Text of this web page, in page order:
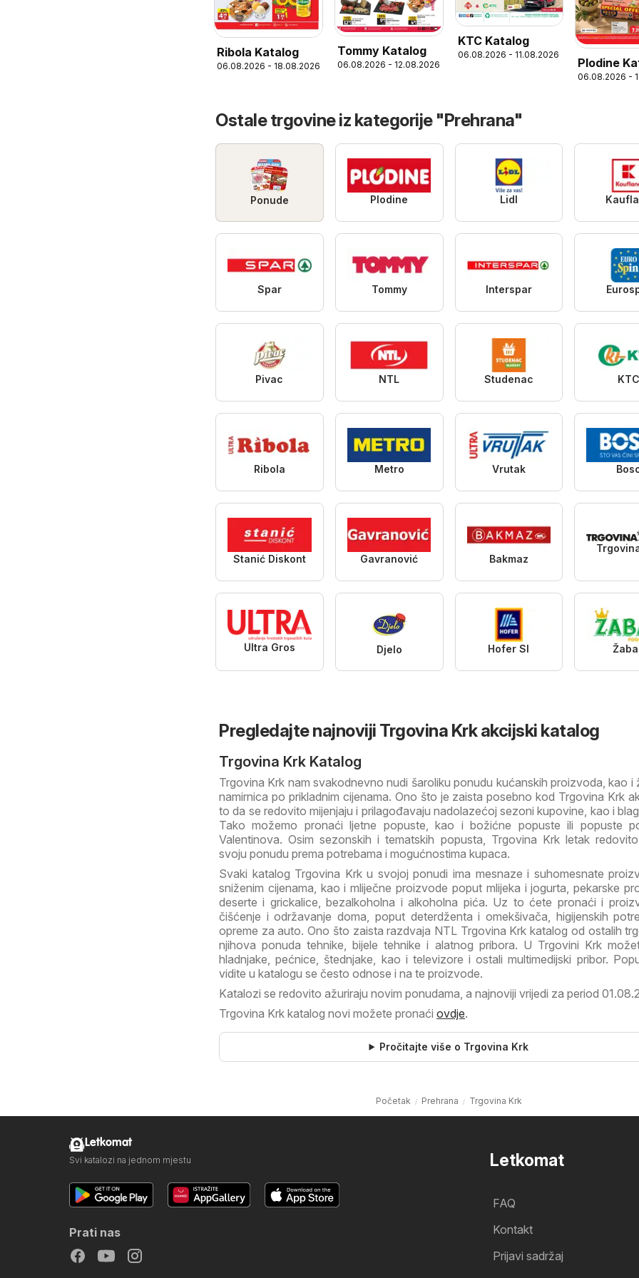
Ribola Katalog
06.08.2026 - 18.08.2026
Tommy Katalog
06.08.2026 - 12.08.2026
KTC Katalog
06.08.2026 - 11.08.2026
Plodine
06.08.2026 -
Ostale trgovine iz kategorije "Prehrana"
Ponude Plodine Lidl
Spar Tommy Interspar
Pivac NTL Studenac KTC
Ribola Metro Vrutak
Stanić Diskont Gavranović Bakmaz
Ultra Gros Djelo Hofer SI
Pregledajte najnoviji Trgovina Krk akcijski katalog
Trgovina Krk Katalog
Trgovina Krk nam svakodnevno nudi šaroliku ponudu kućanskih proizvoda, kao i
namirnica po prikladnim cijenama. Ono što je zaista posebno kod Trgovina Krk
to da se redovito mijenjaju i prilagođavaju nadolazećoj sezoni kupovine, kao i
Tako možemo pronaći ljetne popuste, kao i božićne popuste ili popuste
Valentinova. Osim sezonskih i tematskih popusta, Trgovina Krk letak
svoju ponudu prema potrebama i mogućnostima kupaca.
Svaki katalog Trgovina Krk u svojoj ponudi ima mesnaze i suhomesnate
sniženim cijenama, kao i mliječne proizvode poput mlijeka i jogurta, pekarske
deserte i grickalice, bezalkoholna i alkoholna pića. Uz to ćete pronaći i
čišćenje i održavanje doma, poput deterdženta i omekšivača, higijenskih
opreme za auto. Ono što zaista razdvaja NTL Trgovina Krk katalog od ostalih
njihova ponuda tehnike, bijele tehnike i alatnog pribora. U Trgovini Krk
hladnjake, pećnice, štednjake, kao i televizore i ostali multimedijski pribor.
vidite u katalogu se često odnose i na te proizvode.
Katalozi se redovito ažuriraju novim ponudama, a najnoviji vrijedi za period
Trgovina Krk katalog novi možete pronaći ovdje.
Pročitajte više o Trgovina Krk
Početak Prehrana Trgovina Krk
Letkomat
FAQ
Kontakt
Prijavi sadržaj
Letkomat
Svi katalozi na jednom mjestu
Prati nas